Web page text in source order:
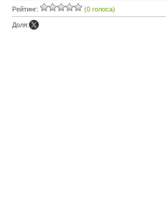
Рейтинг: (0 голоса)
Доля: